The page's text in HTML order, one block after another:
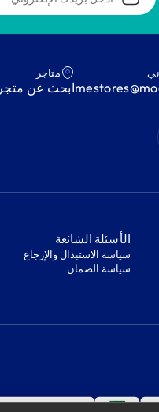
متاجر
ابحث عن متجر
‫الأسئلة الشائعة‬
‫سياسة الاستبدال والإرجاع‬
‫سياسة الضمان‬